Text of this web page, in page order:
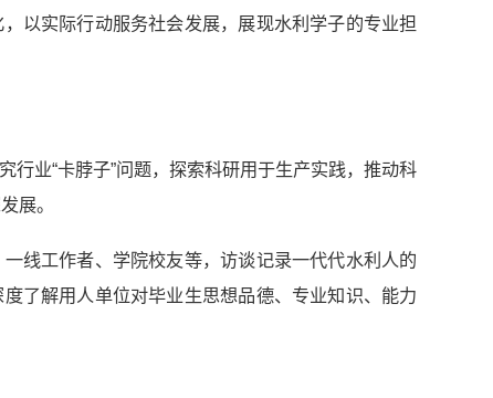
以实际行动服务社会发展，展现水利学子的专业担
业“卡脖子”问题，探索科研用于生产实践，推动科
展。
线工作者、学院校友等，访谈记录一代代水利人的
了解用人单位对毕业生思想品德、专业知识、能力